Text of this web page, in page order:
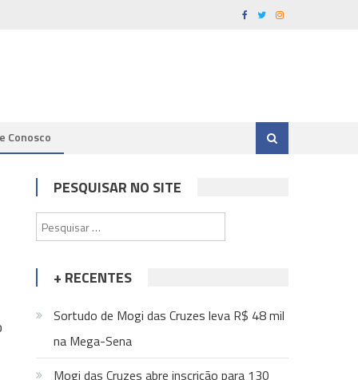
Conosco
PESQUISAR NO SITE
por:
+ RECENTES
Sortudo de Mogi das Cruzes leva R$ 48 mil
na Mega-Sena
Mogi das Cruzes abre inscrição para 130